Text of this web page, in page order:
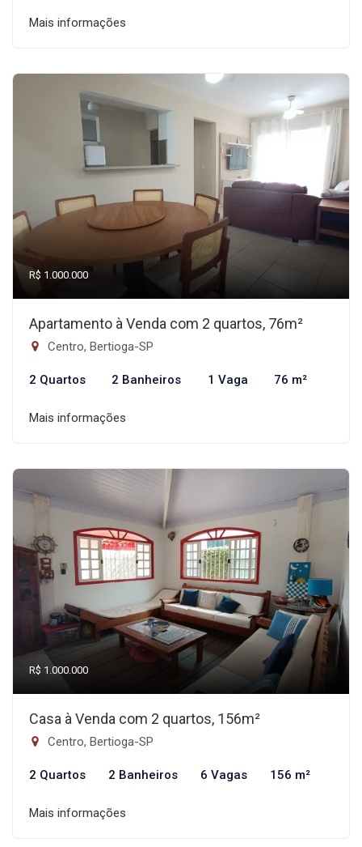
Mais informações
R$ 1.000.000
Apartamento à Venda com 2 quartos, 76m²
Centro, Bertioga-SP
2 Quartos 2 Banheiros 1 Vaga 76 m²
Mais informações
R$ 1.000.000
Casa à Venda com 2 quartos, 156m²
Centro, Bertioga-SP
2 Quartos 2 Banheiros 6 Vagas 156 m²
Mais informações